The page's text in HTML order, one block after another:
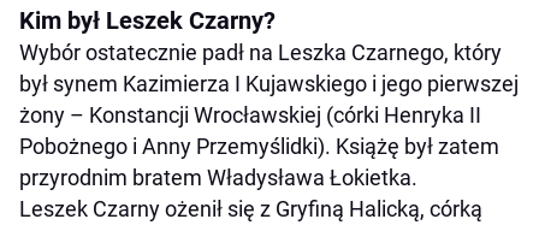
Kim był Leszek Czarny?
Wybór ostatecznie padł na Leszka Czarnego, który
był synem Kazimierza I Kujawskiego i jego pierwszej
żony – Konstancji Wrocławskiej (córki Henryka II
Pobożnego i Anny Przemyślidki). Książę był zatem
przyrodnim bratem Władysława Łokietka.
Leszek Czarny ożenił się z Gryfiną Halicką, córką